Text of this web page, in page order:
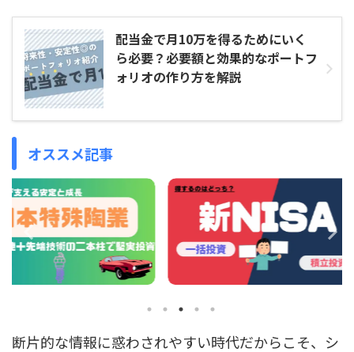
配当金で月10万を得るためにいく
ら必要？必要額と効果的なポートフ
ォリオの作り方を解説
オススメ記事
断片的な情報に惑わされやすい時代だからこそ、シ